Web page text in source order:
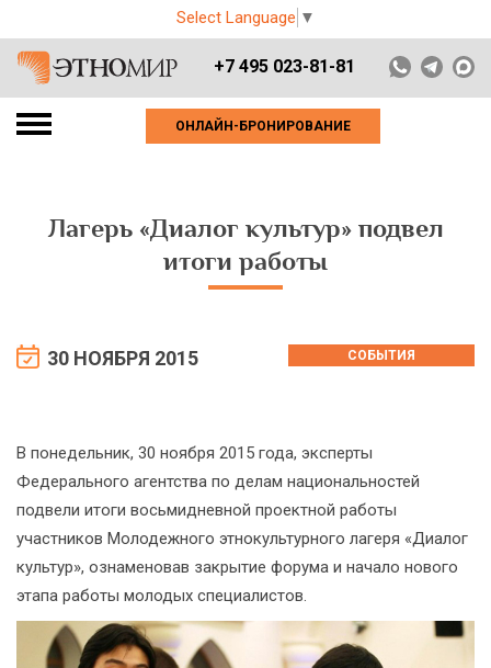
Select Language ▼
+7 495 023-81-81
ОНЛАЙН-БРОНИРОВАНИЕ
Лагерь «Диалог культур» подвел
итоги работы
30 НОЯБРЯ 2015 СОБЫТИЯ
В понедельник, 30 ноября 2015 года, эксперты
Федерального агентства по делам национальностей
подвели итоги восьмидневной проектной работы
участников Молодежного этнокультурного лагеря «Диалог
культур», ознаменовав закрытие форума и начало нового
этапа работы молодых специалистов.